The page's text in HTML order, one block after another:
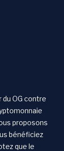
OG contre
proposons
bénéficiez
que le